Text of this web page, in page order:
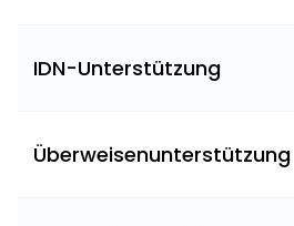
IDN-Unterstützung
Überweisenunterstützung